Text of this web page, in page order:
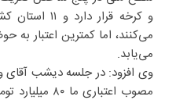
و کرخه قرار
می‌کنند، اما کمترین اعتبار
می‌یابد.
وی افزود: در جلسه دیشب آقای